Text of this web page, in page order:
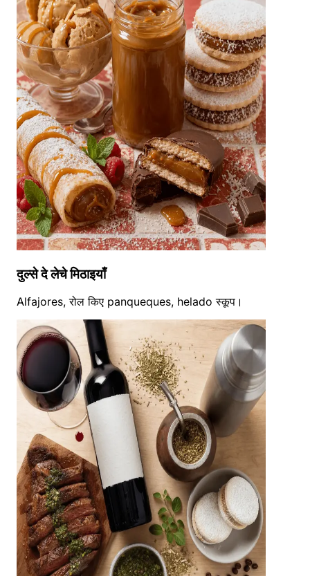
दुल्से दे लेचे मिठाइयाँ
Alfajores, रोल किए panqueques, helado स्कूप।